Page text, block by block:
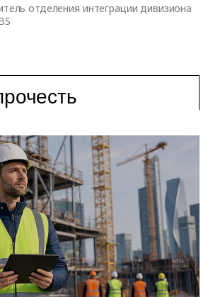
отделения интеграции дивизиона